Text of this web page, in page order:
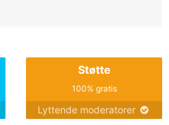
Støtte
100% gratis
Lyttende moderatorer